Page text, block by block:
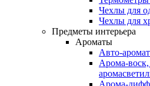
Чехлы для
Чехлы для
Предметы интерьера
Ароматы
Авто-
Арома-
Арома-